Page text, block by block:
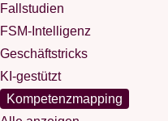
Fallstudien
FSM-Intelligenz
Geschäftstricks
KI-gestützt
Kompetenzmapping